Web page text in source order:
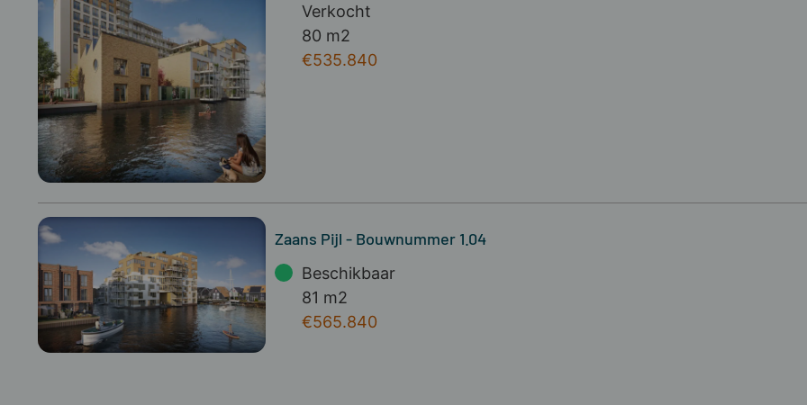
Verkocht
80 m2
€535.840
Zaans Pijl - Bouwnummer 1.04
Beschikbaar
81 m2
€565.840